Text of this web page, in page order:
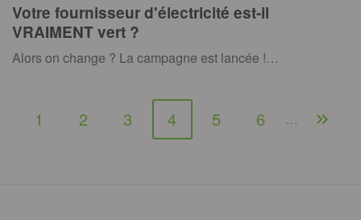
Votre fournisseur d'électricité est-il
VRAIMENT vert ?
Alors on change ? La campagne est lancée !…
1 2 3 4 5 6 …